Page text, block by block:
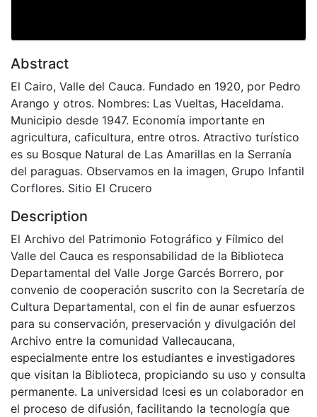
Abstract
El Cairo, Valle del Cauca. Fundado en 1920, por Pedro
Arango y otros. Nombres: Las Vueltas, Haceldama.
Municipio desde 1947. Economía importante en
agricultura, caficultura, entre otros. Atractivo turístico
es su Bosque Natural de Las Amarillas en la Serranía
del paraguas. Observamos en la imagen, Grupo Infantil
Corflores. Sitio El Crucero
Description
El Archivo del Patrimonio Fotográfico y Fílmico del
Valle del Cauca es responsabilidad de la Biblioteca
Departamental del Valle Jorge Garcés Borrero, por
convenio de cooperación suscrito con la Secretaría de
Cultura Departamental, con el fin de aunar esfuerzos
para su conservación, preservación y divulgación del
Archivo entre la comunidad Vallecaucana,
especialmente entre los estudiantes e investigadores
que visitan la Biblioteca, propiciando su uso y consulta
permanente. La universidad Icesi es un colaborador en
el proceso de difusión, facilitando la tecnología que